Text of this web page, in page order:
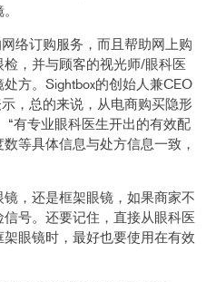
络订购服务，而且帮助网上购
，并与顾客的视光师/眼科医
方。Sightbox的创始人兼CEO
，总的来说，从电商购买隐形
“有专业眼科医生开出的有效配
等具体信息与处方信息一致，
，还是框架眼镜，如果商家不
号。还要记住，直接从眼科医
眼镜时，最好也要使用在有效